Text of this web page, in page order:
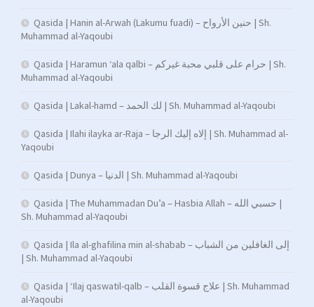
Qasida | Hanin al-Arwah (Lakumu fuadi) – حنين الأرواح | Sh.
Muhammad al-Yaqoubi
Qasida | Haramun ‘ala qalbi – حرام على قلبي محبة غيركم | Sh.
Muhammad al-Yaqoubi
Qasida | Lakal-hamd – لك الحمد | Sh. Muhammad al-Yaqoubi
Qasida | Ilahi ilayka ar-Raja – إلاه إليك الرجا | Sh. Muhammad al-
Yaqoubi
Qasida | Dunya – الدنيا | Sh. Muhammad al-Yaqoubi
Qasida | The Muhammadan Du’a – Hasbia Allah – حسبي الله |
Sh. Muhammad al-Yaqoubi
Qasida | Ila al-ghafilina min al-shabab – إلى الغافلين من الشباب
| Sh. Muhammad al-Yaqoubi
Qasida | ‘Ilaj qaswatil-qalb – علاج قسوة القلب | Sh. Muhammad
al-Yaqoubi